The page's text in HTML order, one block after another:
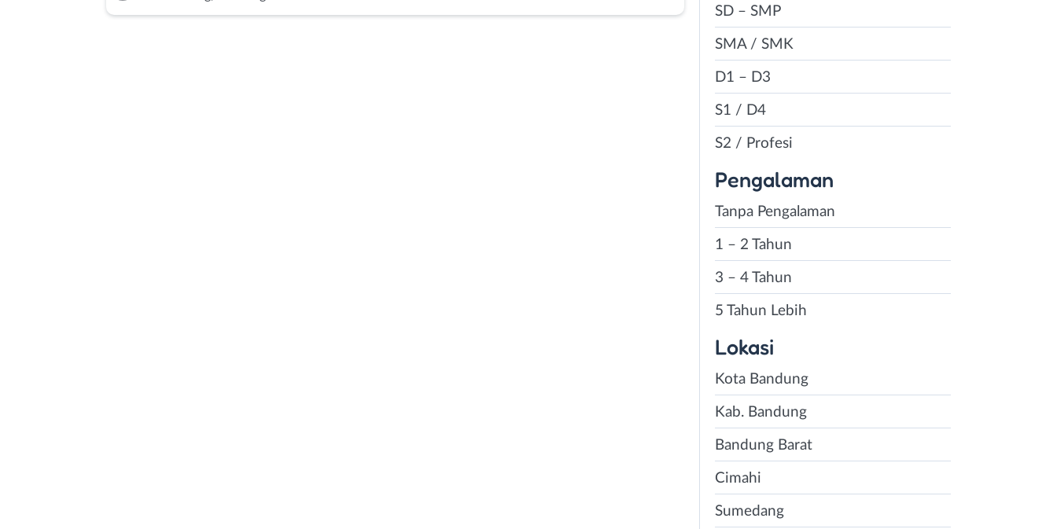
SD – SMP
SMA / SMK
D1 – D3
S1 / D4
S2 / Profesi
Pengalaman
Tanpa Pengalaman
1 – 2 Tahun
3 – 4 Tahun
5 Tahun Lebih
Lokasi
Kota Bandung
Kab. Bandung
Bandung Barat
Cimahi
Sumedang